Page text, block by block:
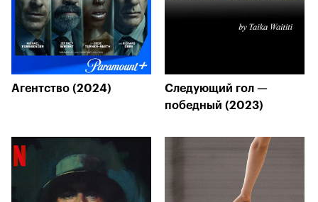
Агентство (2024)
Следующий гол —
победный (2023)